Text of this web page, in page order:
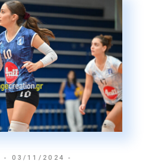
03/11/2024